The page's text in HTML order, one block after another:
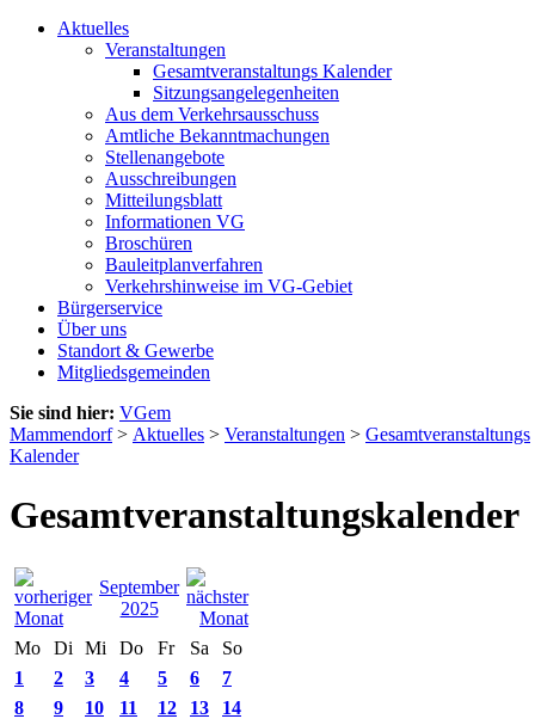
Aktuelles
Veranstaltungen
Gesamtveranstaltungs Kalender
Sitzungsangelegenheiten
Aus dem Verkehrsausschuss
Amtliche Bekanntmachungen
Stellenangebote
Ausschreibungen
Mitteilungsblatt
Informationen VG
Broschüren
Bauleitplanverfahren
Verkehrshinweise im VG-Gebiet
Bürgerservice
Über uns
Standort & Gewerbe
Mitgliedsgemeinden
Sie sind hier: VGem
Mammendorf> Aktuelles > Veranstaltungen > Gesamtveranstaltungs
Kalender
Gesamtveranstaltungskalender
September
2025
Mo
Di Mi Do Fr Sa
So
1
2 3 4 5 6
7
8
9 10 11 12 13
14